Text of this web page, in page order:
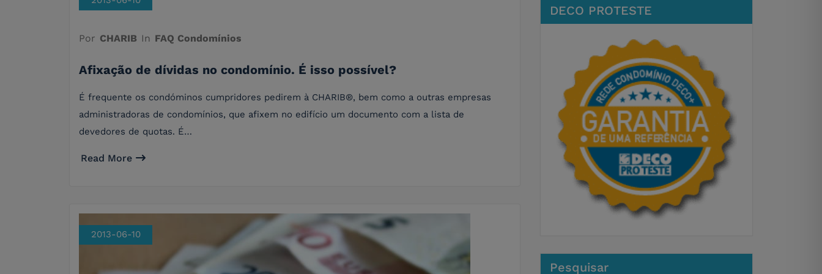
Por CHARIB In FAQ Condomínios
Afixação de dívidas no condomínio. É isso possível?
É frequente os condóminos cumpridores pedirem à CHARIB®, bem como a outras empresas
administradoras de condomínios, que afixem no edifício um documento com a lista de
devedores de quotas. É…
Read More
2013-06-10
DECO PROTESTE
Pesquisar